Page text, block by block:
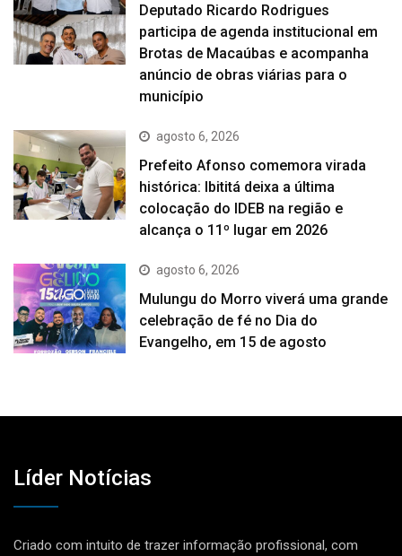
Deputado Ricardo Rodrigues
participa de agenda institucional em
Brotas de Macaúbas e acompanha
anúncio de obras viárias para o
município
agosto 6, 2026
Prefeito Afonso comemora virada
histórica: Ibititá deixa a última
colocação do IDEB na região e
alcança o 11º lugar em 2026
agosto 6, 2026
Mulungu do Morro viverá uma grande
celebração de fé no Dia do
Evangelho, em 15 de agosto
Líder Notícias
Criado com intuito de trazer informação profissional, com